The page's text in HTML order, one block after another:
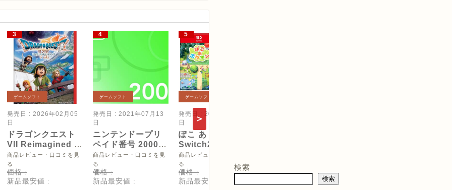
ゲームソフト
発売日 : 2026年02月05
日
ドラゴンクエスト
VII Reimagined -
Switch2
商品レビュー・口コミを見
る
価格 :
新品最安値 :
ゲームソフト
発売日 : 2021年07月13
日
ニンテンドープリ
ペイド番号 2000
円|オンラインコー
ド版
商品レビュー・口コミを見
る
価格 :
新品最安値 :
ゲームソフト
発売日 : 2026年03月05
日
ぽこ あ ポケモン -
Switch2
【Amazon.co.jpオ
リジナル特典】メ
タモン型木製トレ
ー(サイズ約直径
商品レビュー・口コミを見
る
価格 :
新品最安値 :
価格 :
検索
検索